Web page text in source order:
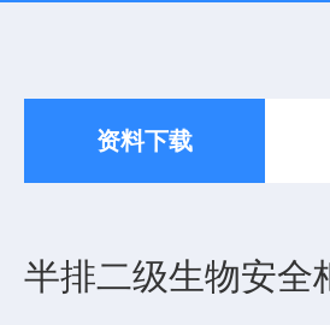
资料下载
半排二级生物安全